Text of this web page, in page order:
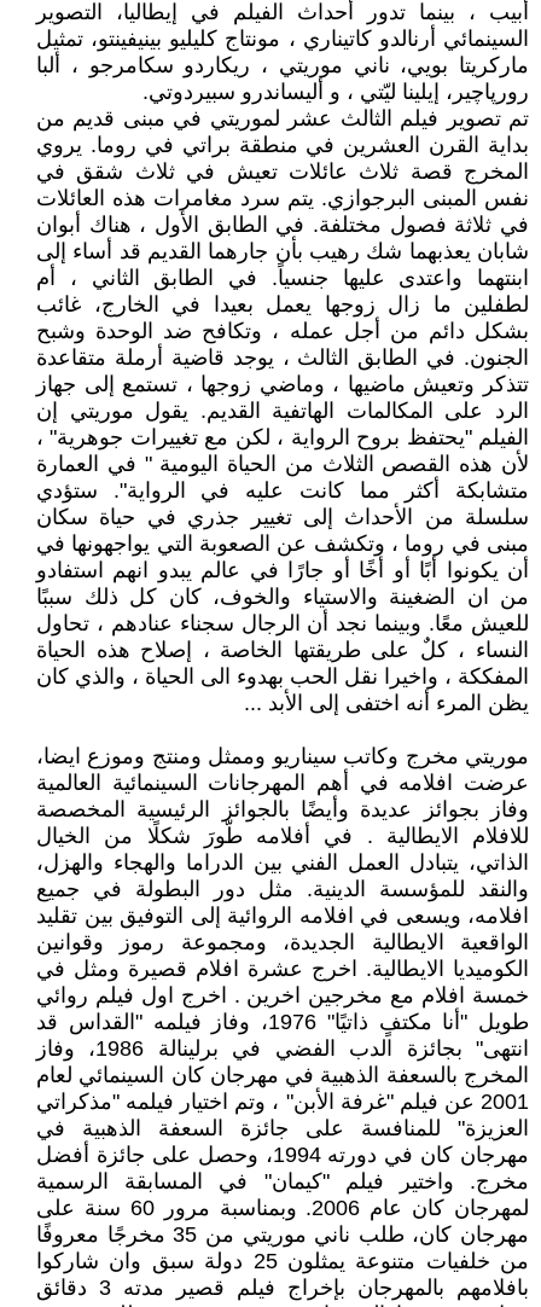
أبيب ، بينما تدور أحداث الفيلم في إيطاليا، التصوير
السينمائي أرنالدو كاتيناري ، مونتاج كليليو بينيفينتو، تمثيل
ماركريتا بويي، ناني موريتي ، ريكاردو سكامرجو ، ألبا
رورپاچير، إيلينا ليّتي ، و أليساندرو سبيردوتي.
تم تصوير فيلم الثالث عشر لموريتي في مبنى قديم من
بداية القرن العشرين في منطقة براتي في روما. يروي
المخرج قصة ثلاث عائلات تعيش في ثلاث شقق في
نفس المبنى البرجوازي. يتم سرد مغامرات هذه العائلات
في ثلاثة فصول مختلفة. في الطابق الأول ، هناك أبوان
شابان يعذبهما شك رهيب بأن جارهما القديم قد أساء إلى
ابنتهما واعتدى عليها جنسياً. في الطابق الثاني ، أم
لطفلين ما زال زوجها يعمل بعيدا في الخارج، غائب
بشكل دائم من أجل عمله ، وتكافح ضد الوحدة وشبح
الجنون. في الطابق الثالث ، يوجد قاضية أرملة متقاعدة
تتذكر وتعيش ماضيها ، وماضي زوجها ، تستمع إلى جهاز
الرد على المكالمات الهاتفية القديم. يقول موريتي إن
الفيلم "يحتفظ بروح الرواية ، لكن مع تغييرات جوهرية" ،
لأن هذه القصص الثلاث من الحياة اليومية " في العمارة
متشابكة أكثر مما كانت عليه في الرواية". ستؤدي
سلسلة من الأحداث إلى تغيير جذري في حياة سكان
مبنى في روما ، وتكشف عن الصعوبة التي يواجهونها في
أن يكونوا أبًا أو أخًا أو جارًا في عالم يبدو انهم استفادو
من ان الضغينة والاستياء والخوف، كان كل ذلك سببًا
للعيش معًا. وبينما نجد أن الرجال سجناء عنادهم ، تحاول
النساء ، كلٌ على طريقتها الخاصة ، إصلاح هذه الحياة
المفككة ، واخيرا نقل الحب بهدوء الى الحياة ، والذي كان
يظن المرء أنه اختفى إلى الأبد ...
موريتي مخرج وكاتب سيناريو وممثل ومنتج وموزع ايضا،
عرضت افلامه في أهم المهرجانات السينمائية العالمية
وفاز بجوائز عديدة وأيضًا بالجوائز الرئيسية المخصصة
للافلام الايطالية . في أفلامه طّورَ شكلًا من الخيال
الذاتي، يتبادل العمل الفني بين الدراما والهجاء والهزل،
والنقد للمؤسسة الدينية. مثل دور البطولة في جميع
افلامه، ويسعى في افلامه الروائية إلى التوفيق بين تقليد
الواقعية الايطالية الجديدة، ومجموعة رموز وقوانين
الكوميديا الايطالية. اخرج عشرة افلام قصيرة ومثل في
خمسة افلام مع مخرجين اخرين . اخرج اول فيلم روائي
طويل "أنا مكتفٍ ذاتيًا" 1976، وفاز فيلمه "القداس قد
انتهى" بجائزة الدب الفضي في برلينالة 1986، وفاز
المخرج بالسعفة الذهبية في مهرجان كان السينمائي لعام
2001 عن فيلم "غرفة الأبن" ، وتم اختيار فيلمه "مذكراتي
العزيزة" للمنافسة على جائزة السعفة الذهبية في
مهرجان كان في دورته 1994، وحصل على جائزة أفضل
مخرج. واختير فيلم "كيمان" في المسابقة الرسمية
لمهرجان كان عام 2006. وبمناسبة مرور 60 سنة على
مهرجان كان، طلب ناني موريتي من 35 مخرجًا معروفًا
من خلفيات متنوعة يمثلون 25 دولة سبق وان شاركوا
بافلامهم بالمهرجان بإخراج فيلم قصير مدته 3 دقائق